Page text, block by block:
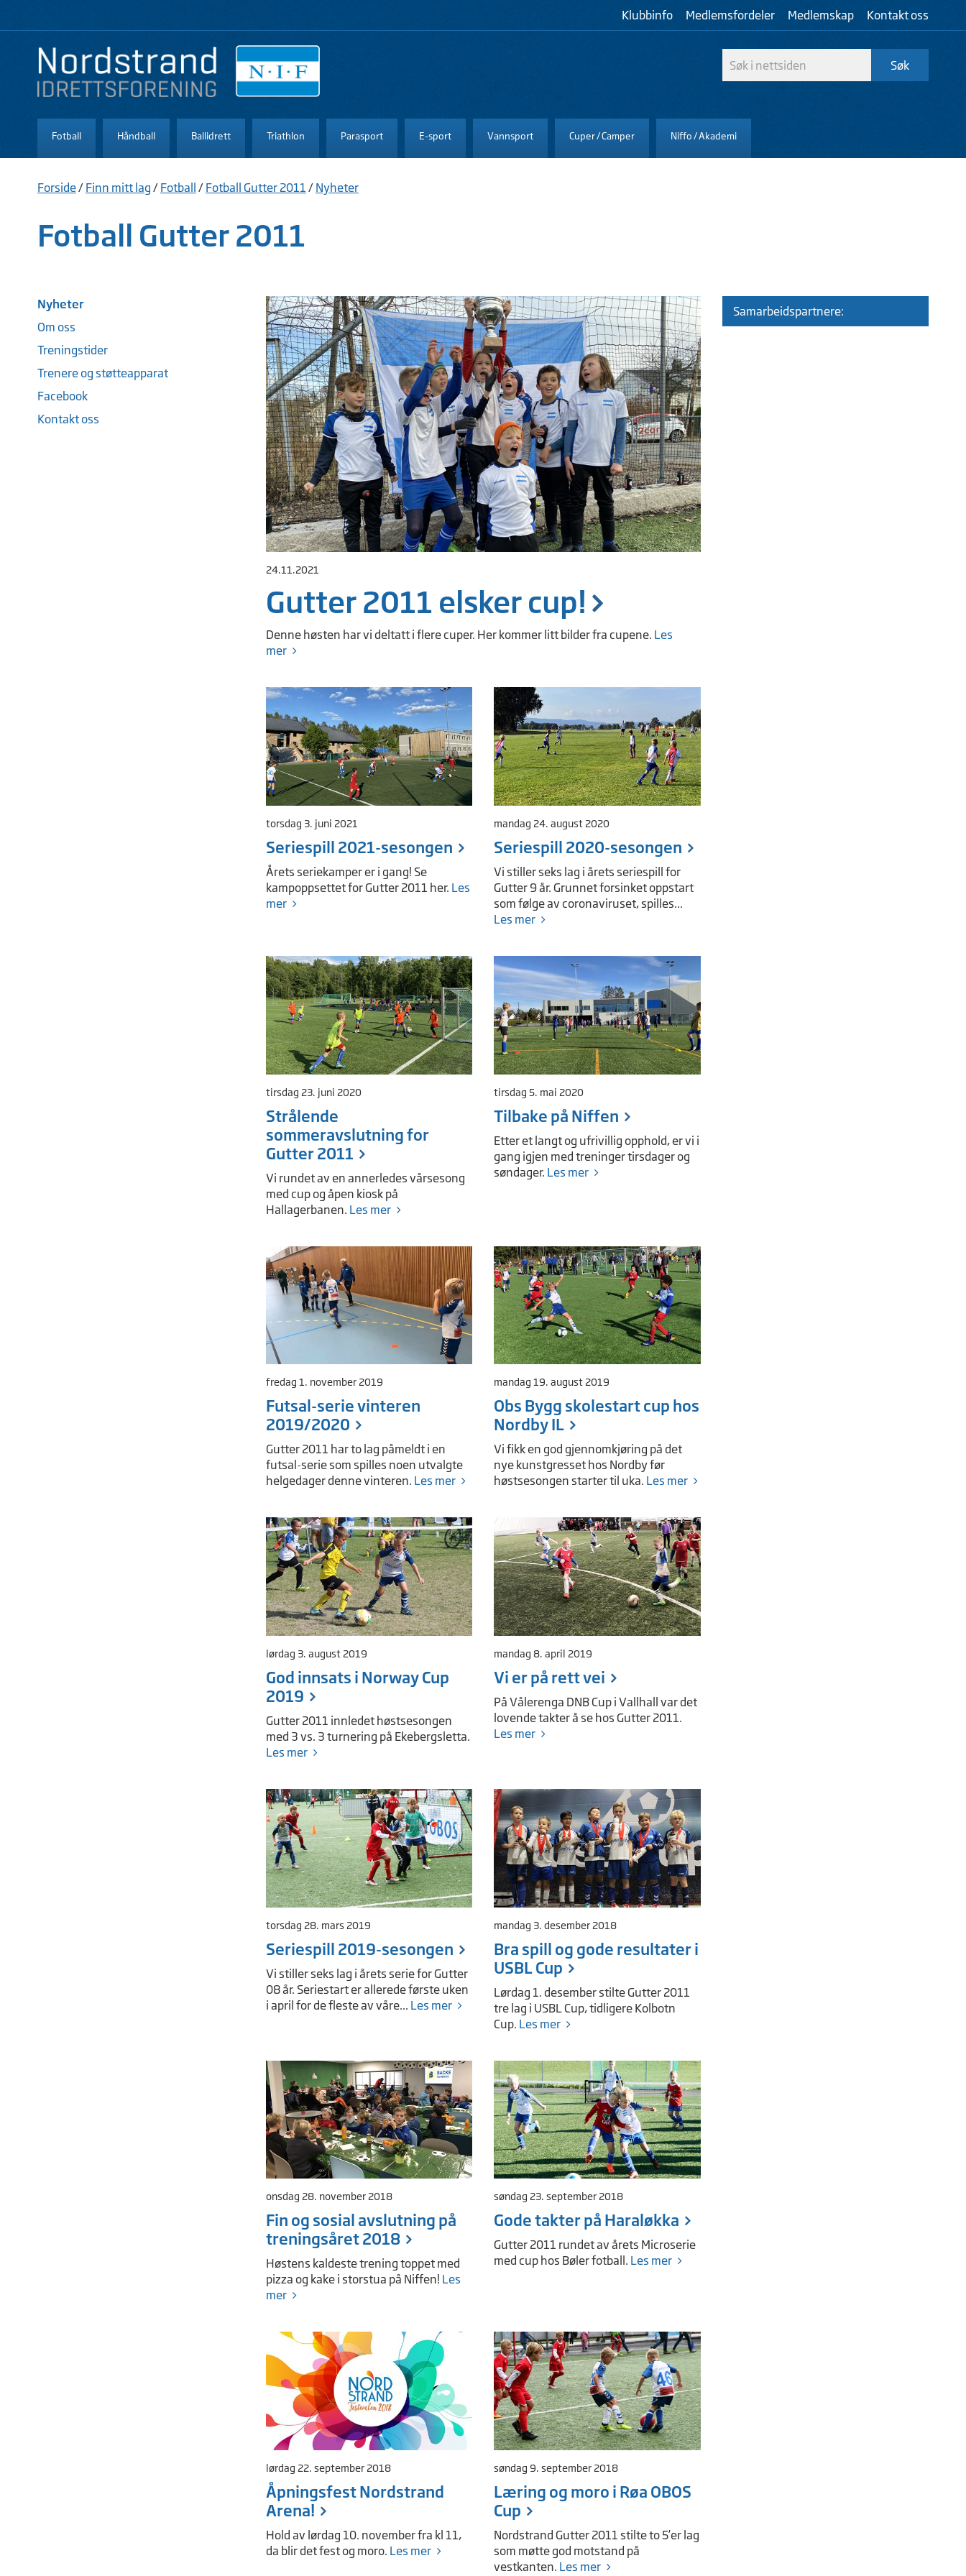
Klubbinfo Medlemsfordeler Medlemskap Kontakt oss
Fotball Håndball Ballidrett Triathlon Parasport E-sport Vannsport Cuper / Camper Niffo / Akademi
Forside/ Finn mitt lag / Fotball / Fotball Gutter 2011 / Nyheter
Fotball Gutter 2011
Nyheter
Om oss
Treningstider
Trenere og støtteapparat
Facebook
Kontakt oss
24.11.2021
Gutter 2011 elsker cup!
Denne høsten har vi deltatt i flere cuper. Her kommer litt bilder fra cupene. Les
mer
torsdag 3. juni 2021
Seriespill 2021-sesongen
Årets seriekamper er i gang! Se
kampoppsettet for Gutter 2011 her. Les
mer
mandag 24. august 2020
Seriespill 2020-sesongen
Vi stiller seks lag i årets seriespill for
Gutter 9 år. Grunnet forsinket oppstart
som følge av coronaviruset, spilles...
Les mer
tirsdag 23. juni 2020
Strålende
sommeravslutning for
Gutter 2011
Vi rundet av en annerledes vårsesong
med cup og åpen kiosk på
Hallagerbanen. Les mer
tirsdag 5. mai 2020
Tilbake på Niffen
Etter et langt og ufrivillig opphold, er vi i
gang igjen med treninger tirsdager og
søndager. Les mer
fredag 1. november 2019
Futsal-serie vinteren
2019/2020
Gutter 2011 har to lag påmeldt i en
futsal-serie som spilles noen utvalgte
helgedager denne vinteren. Les mer
mandag 19. august 2019
Obs Bygg skolestart cup hos
Nordby IL
Vi fikk en god gjennomkjøring på det
nye kunstgresset hos Nordby før
høstsesongen starter til uka. Les mer
lørdag 3. august 2019
God innsats i Norway Cup
2019
Gutter 2011 innledet høstsesongen
med 3 vs. 3 turnering på Ekebergsletta.
Les mer
mandag 8. april 2019
Vi er på rett vei
På Vålerenga DNB Cup i Vallhall var det
lovende takter å se hos Gutter 2011.
Les mer
torsdag 28. mars 2019
Seriespill 2019-sesongen
Vi stiller seks lag i årets serie for Gutter
08 år. Seriestart er allerede første uken
i april for de fleste av våre... Les mer
mandag 3. desember 2018
Bra spill og gode resultater i
USBL Cup
Lørdag 1. desember stilte Gutter 2011
tre lag i USBL Cup, tidligere Kolbotn
Cup. Les mer
onsdag 28. november 2018
Fin og sosial avslutning på
treningsåret 2018
Høstens kaldeste trening toppet med
pizza og kake i storstua på Niffen! Les
mer
søndag 23. september 2018
Gode takter på Haraløkka
Gutter 2011 rundet av årets Microserie
med cup hos Bøler fotball. Les mer
lørdag 22. september 2018
Åpningsfest Nordstrand
Arena!
Hold av lørdag 10. november fra kl 11,
da blir det fest og moro. Les mer
søndag 9. september 2018
Læring og moro i Røa OBOS
Cup
Nordstrand Gutter 2011 stilte to 5’er lag
som møtte god motstand på
vestkanten. Les mer
Samarbeidspartnere: